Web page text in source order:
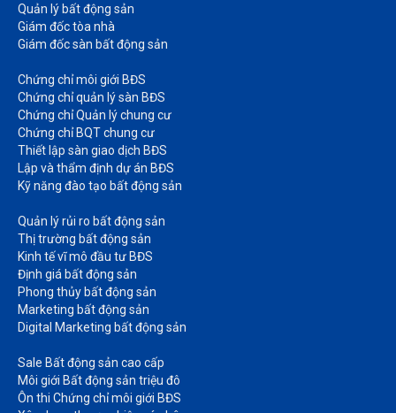
Quản lý bất động sản
Giám đốc tòa nhà​
Giám đốc sàn bất động sản
Chứng chỉ môi giới BĐS​
Chứng chỉ quản lý sàn BĐS
Chứng chỉ Quản lý chung cư​
Chứng chỉ BQT chung cư​
Thiết lập sàn giao dịch BĐS​
Lập và thẩm định dự án BĐS​
Kỹ năng đào tạo bất động sản​
Quản lý rủi ro bất động sản​
Thị trường bất động sản​
Kinh tế vĩ mô đầu tư BĐS​
Định giá bất động sản​
Phong thủy bất động sản​
Marketing bất động sản​
Digital Marketing bất động sản​
Sale Bất động sản cao cấp​
Môi giới Bất động sản triệu đô​
Ôn thi Chứng chỉ môi giới BĐS​